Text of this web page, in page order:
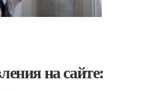
на сайте: